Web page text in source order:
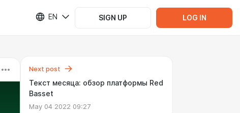
EN SIGN UP LOG IN
Next post
Текст месяца: обзор платформы Red
Basset
May 04 2022 09:27